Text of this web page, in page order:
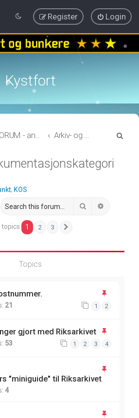
Login
Register
Kystfort
FORUM - annen informasjon Arkiv- og dokumentasjonskategori
, KOS
Search
topics 1 2 3
Topics
21 1 2
gjort med Riksarkivet
53 1 2 3 4
"miniguide" til Riksarkivet
4